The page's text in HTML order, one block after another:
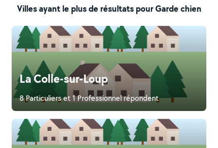
Villes ayant le plus de résultats pour Garde chien
La Colle-sur-Loup
8 Particuliers et 1 Professionnel répondent